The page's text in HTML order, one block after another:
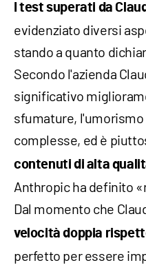
I test superati da
evidenziato diversi
stando a quanto
Secondo l'azienda
significativo
sfumature,
complesse, ed è
contenuti di alta
Anthropic ha definito
Dal momento che
velocità doppia
perfetto per essere